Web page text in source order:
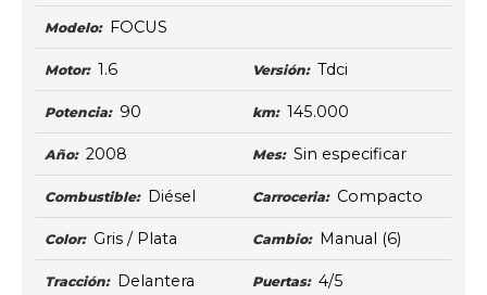
Modelo: FOCUS
Motor: 1.6 Versión: Tdci
Potencia: 90 km: 145.000
Año: 2008 Mes: Sin especificar
Combustible: Diésel Carroceria: Compacto
Color: Gris / Plata Cambio: Manual (6)
Tracción: Delantera Puertas: 4/5